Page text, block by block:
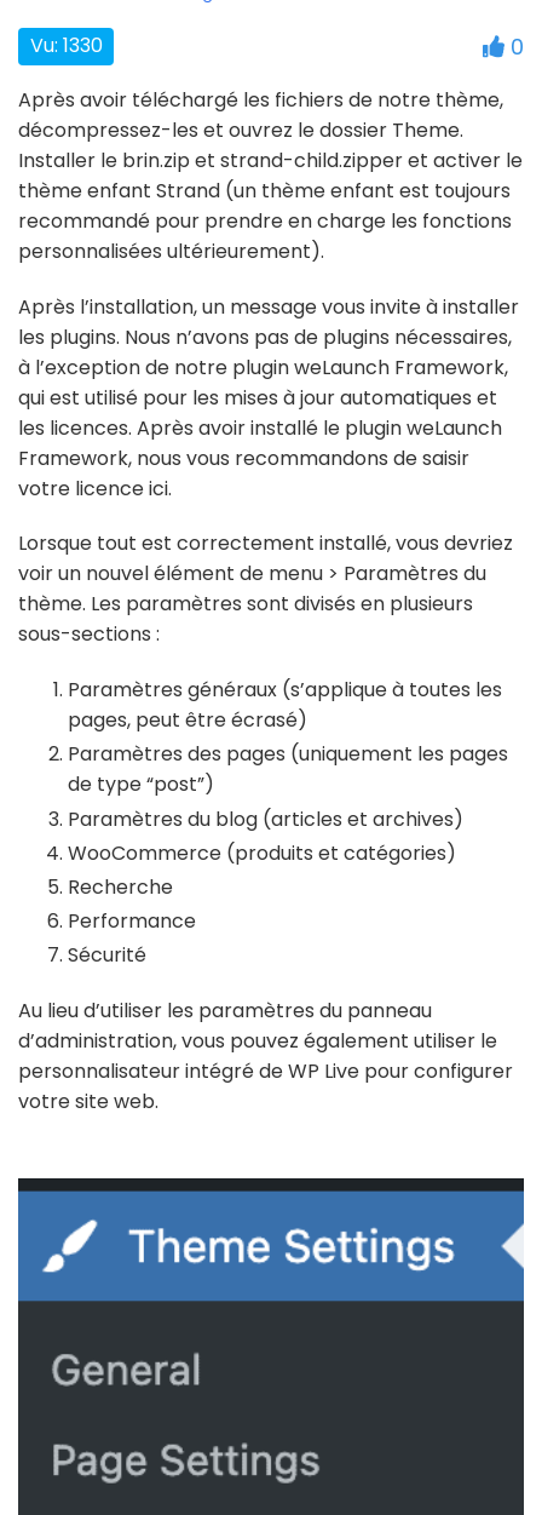
Vu: 1330 0
Après avoir téléchargé les fichiers de notre thème,
décompressez-les et ouvrez le dossier Theme.
Installer le brin.zip et strand-child.zipper et activer le
thème enfant Strand (un thème enfant est toujours
recommandé pour prendre en charge les fonctions
personnalisées ultérieurement).
Après l’installation, un message vous invite à installer
les plugins. Nous n’avons pas de plugins nécessaires,
à l’exception de notre plugin weLaunch Framework,
qui est utilisé pour les mises à jour automatiques et
les licences. Après avoir installé le plugin weLaunch
Framework, nous vous recommandons de saisir
votre licence ici.
Lorsque tout est correctement installé, vous devriez
voir un nouvel élément de menu > Paramètres du
thème. Les paramètres sont divisés en plusieurs
sous-sections :
Paramètres généraux (s’applique à toutes les
pages, peut être écrasé)
Paramètres des pages (uniquement les pages
de type “post”)
Paramètres du blog (articles et archives)
WooCommerce (produits et catégories)
Recherche
Performance
Sécurité
Au lieu d’utiliser les paramètres du panneau
d’administration, vous pouvez également utiliser le
personnalisateur intégré de WP Live pour configurer
votre site web.